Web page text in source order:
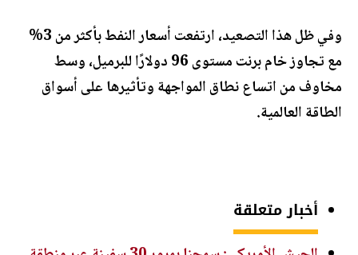
وفي ظل هذا التصعيد، ارتفعت أسعار النفط بأكثر من 3%
مع تجاوز خام برنت مستوى 96 دولارًا للبرميل، وسط
مخاوف من اتساع نطاق المواجهة وتأثيرها على أسواق
الطاقة العالمية.
أخبار متعلقة